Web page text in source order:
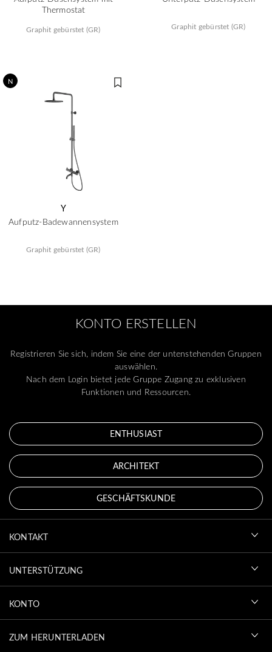
Thermostat
Graphit gebürstet (GR) Graphit gebürstet (GR)
N
Y
Aufputz-Badewannensystem
Graphit gebürstet (GR)
KONTO ERSTELLEN
Registrieren Sie sich, indem Sie eine der untenstehenden Gruppen
auswählen.
Nach dem Login bietet jede Gruppe Zugang zu exklusiven
Funktionen und Ressourcen.
ENTHUSIAST
ARCHITEKT
GESCHÄFTSKUNDE
KONTAKT
UNTERSTÜTZUNG
KONTO
ZUM HERUNTERLADEN